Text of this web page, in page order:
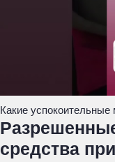
Какие
средства